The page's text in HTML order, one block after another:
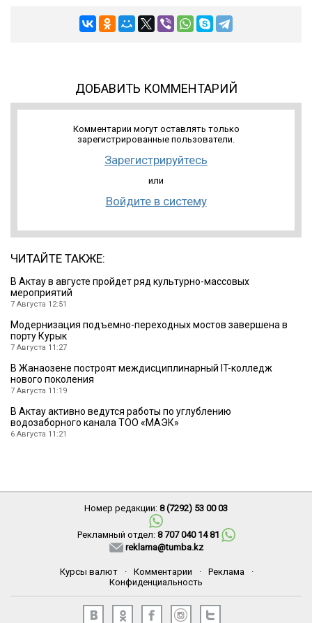
ДОБАВИТЬ КОММЕНТАРИЙ
Комментарии могут оставлять только
зарегистрированные пользователи.
Зарегистрируйтесь
или
Войдите в систему
ЧИТАЙТЕ ТАКЖЕ:
В Актау в августе пройдет ряд культурно-массовых
мероприятий
7 Августа 12:51
Модернизация подъемно-переходных мостов завершена в
порту Курык
7 Августа 11:27
В Жанаозене построят междисциплинарный IT-колледж
нового поколения
7 Августа 11:19
В Актау активно ведутся работы по углублению
водозаборного канала ТОО «МАЭК»
6 Августа 11:21
Номер редакции: 8 (7292) 53 00 03
Рекламный отдел: 8 707 040 14 81
reklama@tumba.kz
Курсы валют · Комментарии · Реклама
·
Конфиденциальность